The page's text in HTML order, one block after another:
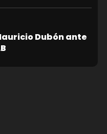
Dubón ante